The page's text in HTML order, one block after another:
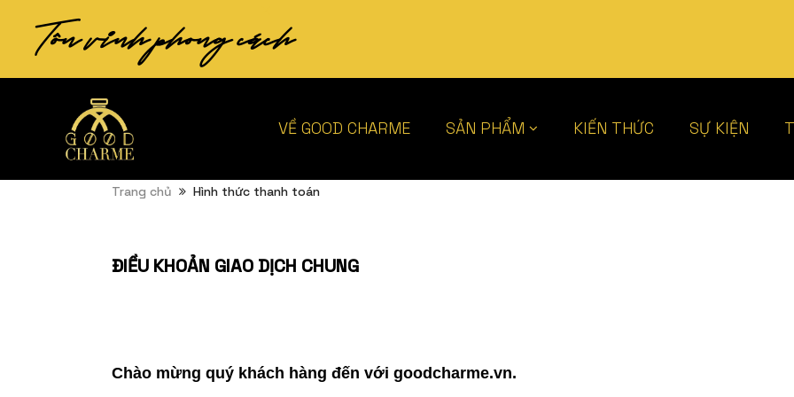
Tôn vinh phong cách
VỀ GOOD CHARME SẢN PHẨM KIẾN THỨC SỰ KIỆN
Trang chủ Hình thức thanh toán
ĐIỀU KHOẢN GIAO DỊCH CHUNG
Chào mừng quý khách hàng đến với goodcharme.vn.